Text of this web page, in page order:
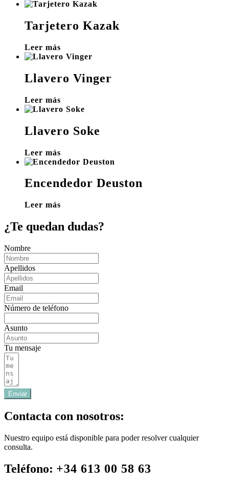
Tarjetero Kazak
Leer más
Llavero Vinger
Leer más
Llavero Soke
Leer más
Encendedor Deuston
Leer más
¿Te quedan dudas?
Nombre
Apellidos
Email
Número de teléfono
Asunto
Tu mensaje
Enviar
Contacta con nosotros:
Nuestro equipo está disponible para poder resolver cualquier
consulta.
Teléfono: +34 613 00 58 63